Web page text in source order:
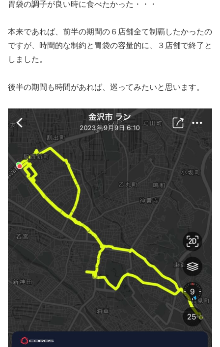
胃袋の調子が良い時に食べたかった・・・
本来であれば、前半の期間の６店舗全て制覇したかったの
ですが、時間的な制約と胃袋の容量的に、３店舗で終了と
しました。
後半の期間も時間があれば、巡ってみたいと思います。